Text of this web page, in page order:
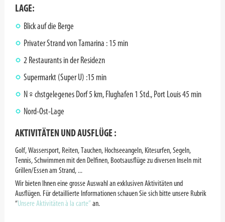
LAGE:
Blick auf die Berge
Privater Strand von Tamarina : 15 min
2 Restaurants in der Residezn
Supermarkt (Super U) :15 min
N♀chstgelegenes Dorf 5 km, Flughafen 1 Std., Port Louis 45 min
Nord-Ost-Lage
AKTIVITÄTEN UND AUSFLÜGE :
Golf, Wassersport, Reiten, Tauchen, Hochseeangeln, Kitesurfen, Segeln,
Tennis, Schwimmen mit den Delfinen, Bootsausflüge zu diversen Inseln mit
Grillen/Essen am Strand, ...
Wir bieten Ihnen eine grosse Auswahl an exklusiven Aktivitäten und
Ausflügen. Für detaillierte Informationen schauen Sie sich bitte unsere Rubrik
“Unsere Aktivitäten à la carte”an.